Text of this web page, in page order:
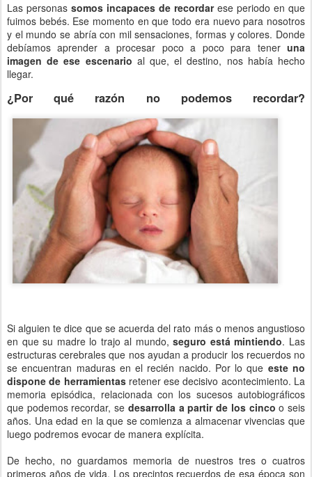
Las personas somos incapaces de recordarese periodo en que
fuimos bebés. Ese momento en que todo era nuevo para nosotros
y el mundo se abría con mil sensaciones, formas y colores. Donde
debíamos aprender a procesar poco a poco para tener una
imagen de ese escenario al que, el destino, nos había hecho
llegar.
¿Por qué razón no podemos recordar?
Si alguien te dice que se acuerda del rato más o menos angustioso
en que su madre lo trajo al mundo,seguro está mintiendo. Las
estructuras cerebrales que nos ayudan a producir los recuerdos no
se encuentran maduras en el recién nacido. Por lo que este no
dispone de herramientasretener ese decisivo acontecimiento. La
memoria episódica, relacionada con los sucesos autobiográficos
que podemos recordar, se desarrolla a partir de los cinco o seis
años. Una edad en la que se comienza a almacenar vivencias que
luego podremos evocar de manera explícita.
De hecho, no guardamos memoria de nuestros tres o cuatros
primeros años de vida. Los precintos recuerdos de esa época son